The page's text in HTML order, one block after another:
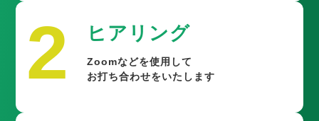
2 ヒアリング
Zoomなどを使用して
お打ち合わせをいたします